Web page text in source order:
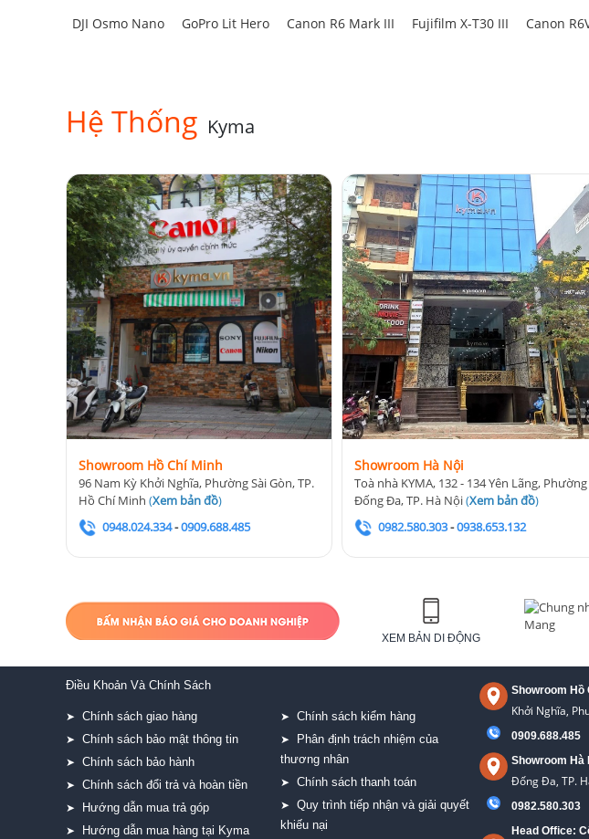
DJI Osmo Nano
GoPro Lit Hero Canon R6 Mark III Fujifilm X-T30 III Canon
Hệ Thống Kyma
Showroom Hồ Chí Minh
96 Nam Kỳ Khởi Nghĩa, Phường Sài Gòn, TP.
Hồ Chí Minh (Xem bản đồ)
0948.024.334-0909.688.485
Showroom Hà Nội
Toà nhà KYMA, 132 - 134 Yên Lãng, Phường
Đống Đa, TP. Hà Nội(Xem bản đồ)
0982.580.303-0938.653.132
XEM BẢN DI ĐỘNG
Điều Khoản Và Chính Sách
➤ Chính sách giao hàng
➤ Chính sách bảo mật thông tin
➤ Chính sách bảo hành
➤ Chính sách đổi trả và hoàn tiền
➤ Hướng dẫn mua trả góp
➤ Hướng dẫn mua hàng tại Kyma
➤ Chính sách kiểm hàng
➤
Phân định trách nhiệm của
thương nhân
➤ Chính sách thanh toán
➤
Quy trình tiếp nhận và giải quyết
khiếu nại
Showroom Hồ
Khởi Nghĩa,
0909.688.485
Showroom Hà
Đống Đa, TP.
0982.580.303
Head Office: